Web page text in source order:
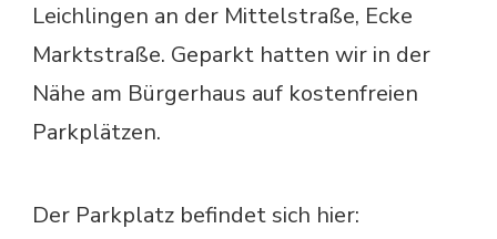
Leichlingen an der Mittelstraße, Ecke
Marktstraße. Geparkt hatten wir in der
Nähe am Bürgerhaus auf kostenfreien
Parkplätzen.
Der Parkplatz befindet sich hier: